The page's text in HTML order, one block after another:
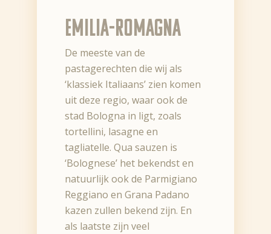
Emilia-Romagna
De meeste van de
pastagerechten die wij als
‘klassiek Italiaans’ zien komen
uit deze regio, waar ook de
stad Bologna in ligt, zoals
tortellini, lasagne en
tagliatelle. Qua sauzen is
‘Bolognese’ het bekendst en
natuurlijk ook de Parmigiano
Reggiano en Grana Padano
kazen zullen bekend zijn. En
als laatste zijn veel